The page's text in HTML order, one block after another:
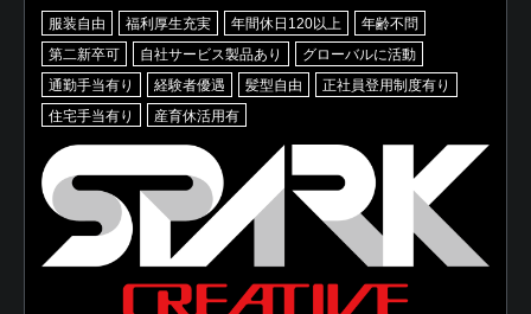
服装自由 福利厚生充実 年間休日120以上
年齢不問
第二新卒可
自社サービス製品あり
グローバルに活動
通勤手当有り
経験者優遇 髪型自由
正社員登用制度有り
住宅手当有り
産育休活用有